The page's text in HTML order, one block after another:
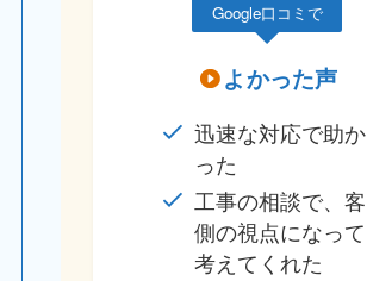
Google口コミで
よかった声
迅速な対応で助か
った
工事の相談で、客
側の視点になって
考えてくれた